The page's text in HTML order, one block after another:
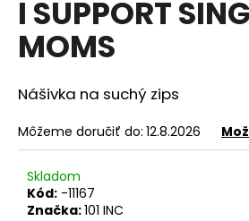
I SUPPORT
MOMS
Nášivka na suchý zips
Môžeme doručiť do: 12.8.2026
Skladom
Kód: -11167
Značka:101 INC
á
j
ť